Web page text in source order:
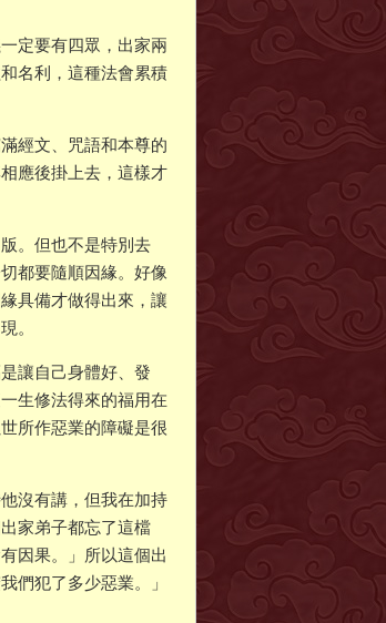
定要有四眾，出家兩
名利，這種法會累積
經文、咒語和本尊的
應後掛上去，這樣才
。但也不是特別去
都要隨順因緣。好像
具備才做得出來，讓
。
讓自己身體好、發
生修法得來的福用在
所作惡業的障礙是很
沒有講，但我在加持
家弟子都忘了這檔
因果。」所以這個出
們犯了多少惡業。」